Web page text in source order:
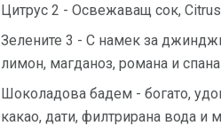
Цитрус 2 - Освежаващ сок,
Зелените 3 - С намек за
лимон, магданоз, романа и
Шоколадова бадем - богато,
какао, дати, филтрирана вода и